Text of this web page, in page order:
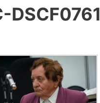
ИЦиГ СО РАН
DSCF0761